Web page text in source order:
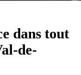
dans tout
de-